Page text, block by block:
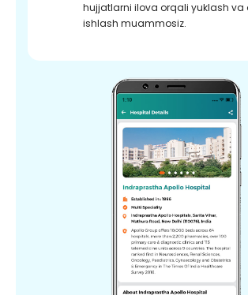
hujjatlarni ilova orqali yuklash va
ishlash muammosiz.